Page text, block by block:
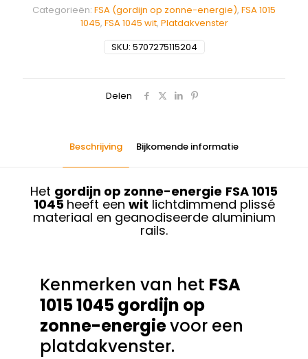
SKU: 5707275115204
Categorieën: FSA (gordijn op zonne-energie), FSA 1015
1045, FSA 1045 wit, Platdakvenster
Delen
Beschrijving Bijkomende informatie
Het gordijn op zonne-energie FSA 1015
1045 heeft een wit lichtdimmend plissé
materiaal en geanodiseerde aluminium
rails.
Kenmerken van het FSA
1015 1045 gordijn op
zonne-energievoor een
platdakvenster.